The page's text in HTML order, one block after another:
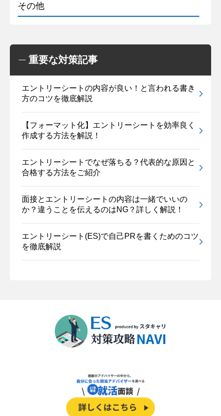
その他
重要な対策記事
エントリーシートの内容が良い！と言われる書き
方のコツを徹底解説
【フォーマット化】エントリーシートを効率良く
作成する方法を解説！
エントリーシートでなぜ落ちる？代表的な原因と
合格する方法をご紹介
面接とエントリーシートの内容は一緒でいいの
か？違うことを伝えるのはNG？詳しく解説！
エントリーシート(ES)で自己PRを書くためのコツ
を徹底解説